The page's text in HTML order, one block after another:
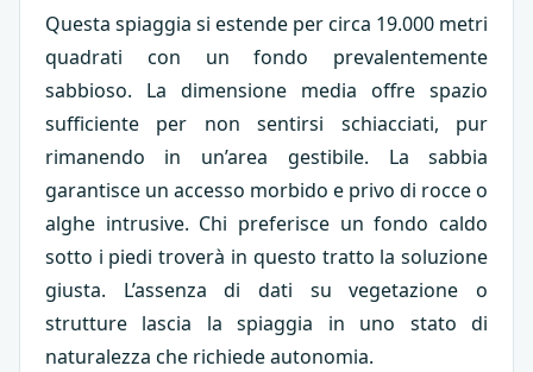
Questa spiaggia si estende per circa 19.000 metri
quadrati con un fondo prevalentemente
sabbioso. La dimensione media offre spazio
sufficiente per non sentirsi schiacciati, pur
rimanendo in un’area gestibile. La sabbia
garantisce un accesso morbido e privo di rocce o
alghe intrusive. Chi preferisce un fondo caldo
sotto i piedi troverà in questo tratto la soluzione
giusta. L’assenza di dati su vegetazione o
strutture lascia la spiaggia in uno stato di
naturalezza che richiede autonomia.